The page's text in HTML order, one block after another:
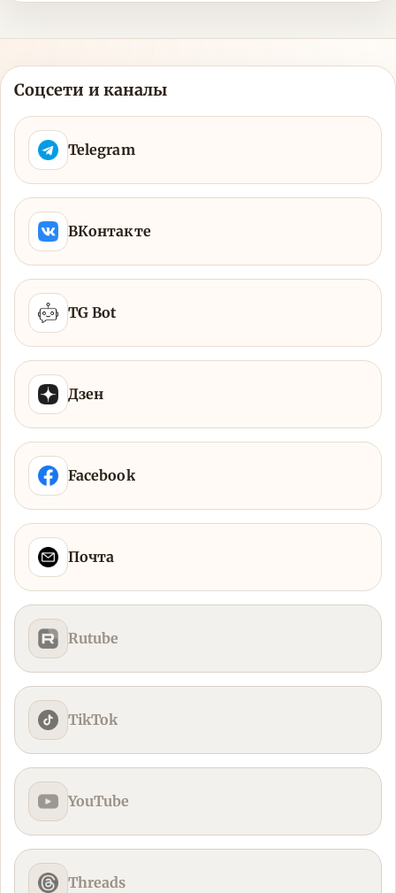
Соцсети и каналы
Telegram
ВКонтакте
TG Bot
Дзен
Facebook
Почта
Rutube
TikTok
YouTube
Threads